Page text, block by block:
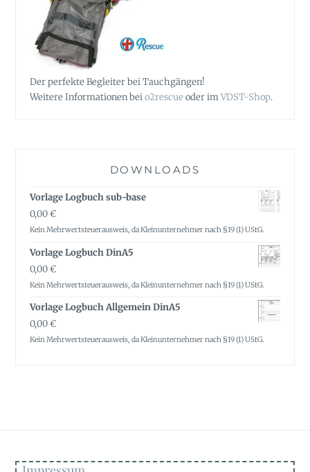
Der perfekte Begleiter bei Tauchgängen!
Weitere Informationen beio2rescueoder imVDST-Shop.
DOWNLOADS
Vorlage Logbuch sub-base
0,00€
Kein Mehrwertsteuerausweis, da Kleinunternehmer nach §19 (1) UStG.
Vorlage Logbuch DinA5
0,00€
Kein Mehrwertsteuerausweis, da Kleinunternehmer nach §19 (1) UStG.
Vorlage Logbuch Allgemein DinA5
0,00€
Kein Mehrwertsteuerausweis, da Kleinunternehmer nach §19 (1) UStG.